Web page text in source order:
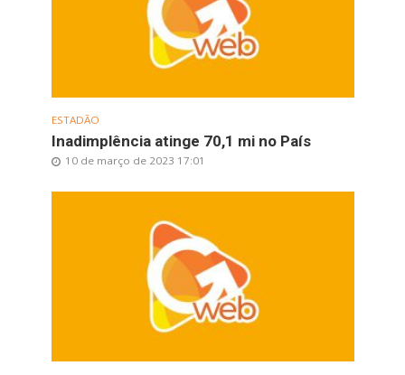
ESTADÃO
Inadimplência atinge 70,1 mi no País
10 de março de 2023 17:01